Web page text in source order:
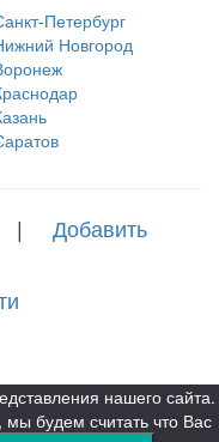
Петербург
Новгород
| Добавить
нашего сайта.
будем считать что Вас